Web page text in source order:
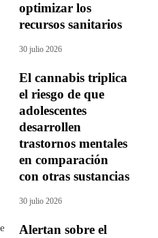
optimizar los
recursos sanitarios
30 julio 2026
El cannabis triplica
el riesgo de que
adolescentes
desarrollen
trastornos mentales
en comparación
con otras sustancias
30 julio 2026
Alertan sobre el